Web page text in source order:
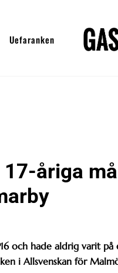
Uefaranken
åriga
och hade aldrig varit på
i Allsvenskan för